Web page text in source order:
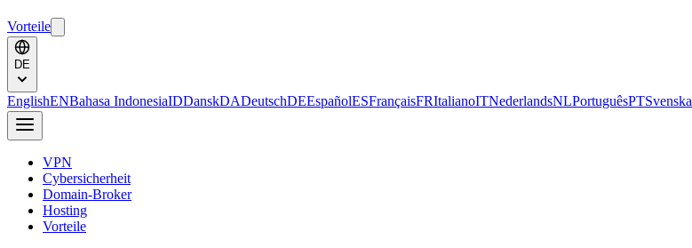
Vorteile
DE
EnglishENBahasa IndonesiaIDDanskDADeutschDEEspañolESFrançaisFRItalianoITNederlandsNLPortuguêsPTSvenska
VPN
Cybersicherheit
Domain-Broker
Hosting
Vorteile